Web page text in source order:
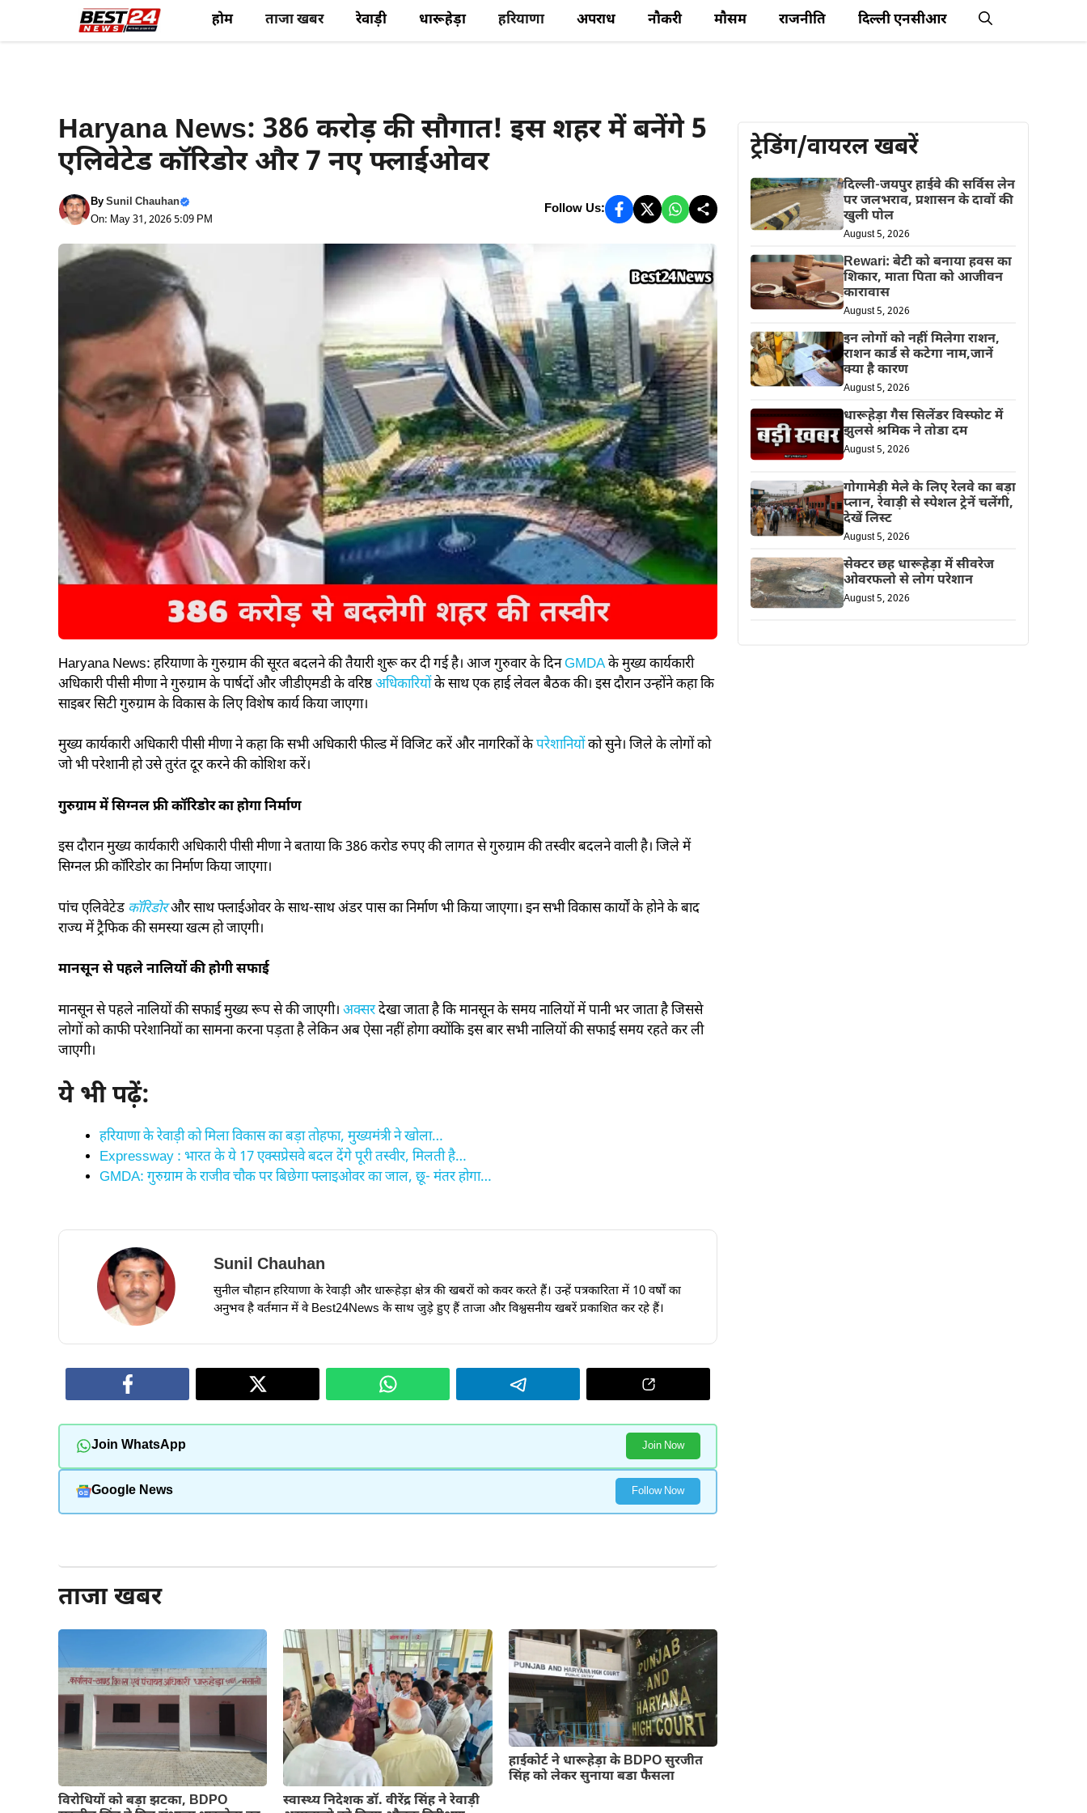
होम ताजा खबर रेवाड़ी धारूहेड़ा हरियाणा अपराध नौकरी मौसम राजनीति दिल्ली एनसीआर
Haryana News: 386 करोड़ की सौगात! इस शहर में बनेंगे 5
एलिवेटेड कॉरिडोर और 7 नए फ्लाईओवर
BySunil Chauhan
On: May 31, 2026 5:09 PM
Follow Us:
Haryana News: हरियाणा के गुरुग्राम की सूरत बदलने की तैयारी शुरू कर दी गई है। आज गुरुवार के दिनGMDAके मुख्य कार्यकारी
अधिकारी पीसी मीणा ने गुरुग्राम के पार्षदों और जीडीएमडी के वरिष्ठअधिकारियोंके साथ एक हाई लेवल बैठक की। इस दौरान उन्होंने कहा कि
साइबर सिटी गुरुग्राम के विकास के लिए विशेष कार्य किया जाएगा।
मुख्य कार्यकारी अधिकारी पीसी मीणा ने कहा कि सभी अधिकारी फील्ड में विजिट करें और नागरिकों केपरेशानियोंको सुने। जिले के लोगों को
जो भी परेशानी हो उसे तुरंत दूर करने की कोशिश करें।
गुरुग्राम में सिग्नल फ्री कॉरिडोर का होगा निर्माण
इस दौरान मुख्य कार्यकारी अधिकारी पीसी मीणा ने बताया कि 386 करोड रुपए की लागत से गुरुग्राम की तस्वीर बदलने वाली है। जिले में
सिग्नल फ्री कॉरिडोर का निर्माण किया जाएगा।
पांच एलिवेटेड कॉरिडोरऔर साथ फ्लाईओवर के साथ-साथ अंडर पास का निर्माण भी किया जाएगा। इन सभी विकास कार्यों के होने के बाद
राज्य में ट्रैफिक की समस्या खत्म हो जाएगी।
मानसून से पहले नालियों की होगी सफाई
मानसून से पहले नालियों की सफाई मुख्य रूप से की जाएगी। अक्सरदेखा जाता है कि मानसून के समय नालियों में पानी भर जाता है जिससे
लोगों को काफी परेशानियों का सामना करना पड़ता है लेकिन अब ऐसा नहीं होगा क्योंकि इस बार सभी नालियों की सफाई समय रहते कर ली
जाएगी।
ये भी पढ़ें:
हरियाणा के रेवाड़ी को मिला विकास का बड़ा तोहफा, मुख्यमंत्री ने खोला…
Expressway : भारत के ये 17 एक्सप्रेसवे बदल देंगे पूरी तस्वीर, मिलती है…
GMDA: गुरुग्राम के राजीव चौक पर बिछेगा फ्लाइओवर का जाल, छू- मंतर होगा…
Sunil Chauhan
सुनील चौहान हरियाणा के रेवाड़ी और धारूहेड़ा क्षेत्र की खबरों को कवर करते हैं। उन्हें पत्रकारिता में 10 वर्षों का
अनुभव है वर्तमान में वे Best24News के साथ जुड़े हुए हैं ताजा और विश्वसनीय खबरें प्रकाशित कर रहे हैं।
Join WhatsApp Join Now
Google News Follow Now
ताजा खबर
विरोधियों को बड़ा झटका, BDPO
स्वास्थ्य निदेशक डॉ. वीरेंद्र सिंह ने रेवाड़ी
हाईकोर्ट ने धारूहेड़ा के BDPO सुरजीत
सिंह को लेकर सुनाया बडा फैसला
ट्रेडिंग/वायरल खबरें
दिल्ली-जयपुर हाईवे की सर्विस लेन
पर जलभराव, प्रशासन के दावों की
खुली पोल
August 5, 2026
Rewari: बेटी को बनाया हवस का
शिकार, माता पिता को आजीवन
कारावास
August 5, 2026
इन लोगों को नहीं मिलेगा राशन,
राशन कार्ड से कटेगा नाम,जानें
क्या है कारण
August 5, 2026
धारूहेड़ा गैस सिलेंडर विस्फोट में
झुलसे श्रमिक ने तोडा दम
August 5, 2026
गोगामेड़ी मेले के लिए रेलवे का बड़ा
प्लान, रेवाड़ी से स्पेशल ट्रेनें चलेंगी,
देखें लिस्ट
August 5, 2026
सेक्टर छह धारूहेड़ा में सीवरेज
ओवरफलो से लोग परेशान
August 5, 2026